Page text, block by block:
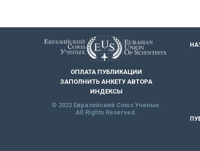
ОПЛАТА ПУБЛИКАЦИИ
ЗАПОЛНИТЬ АНКЕТУ АВТОРА
ИНДЕКСЫ
© 2022 Евразийский Союз Ученых.
All Rights Reserved.